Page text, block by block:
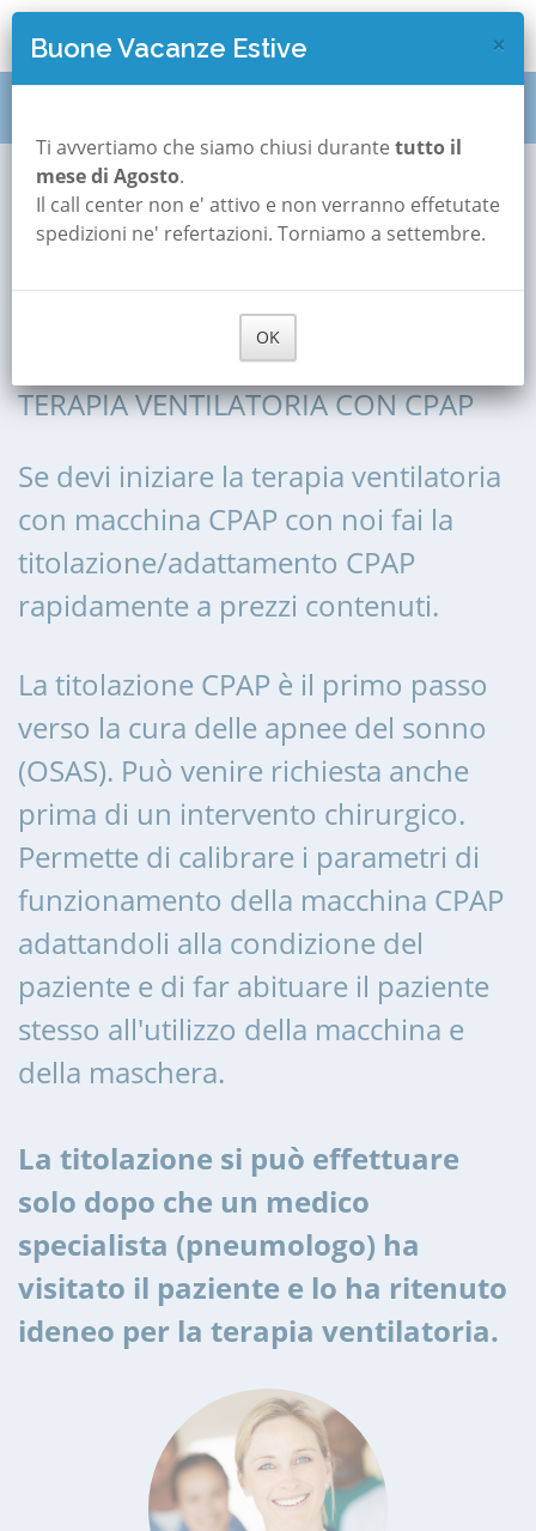
Collecchio
Titolazione
CPAP a Collecchio
ADATTAMENTO CPAP, AVVIO ALLA
TERAPIA VENTILATORIA CON CPAP
Se devi iniziare la terapia ventilatoria
con macchina CPAP con noi fai la
titolazione/adattamento CPAP
rapidamente a prezzi contenuti.
La titolazione CPAP è il primo passo
verso la cura delle apnee del sonno
(OSAS). Può venire richiesta anche
prima di un intervento chirurgico.
Permette di calibrare i parametri di
funzionamento della macchina CPAP
adattandoli alla condizione del
paziente e di far abituare il paziente
stesso all'utilizzo della macchina e
della maschera.
La titolazione si può effettuare
solo dopo che un medico
specialista (pneumologo) ha
visitato il paziente e lo ha ritenuto
ideneo per la terapia ventilatoria.
×
Buone Vacanze Estive
Ti avvertiamo che siamo chiusi durante tutto il
mese di Agosto.
Il call center non e' attivo e non verranno effetutate
spedizioni ne' refertazioni. Torniamo a settembre.
OK